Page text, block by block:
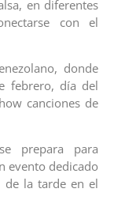
en diferentes
con el
donde
febrero, día del
canciones de
prepara para
evento dedicado
de la tarde en el